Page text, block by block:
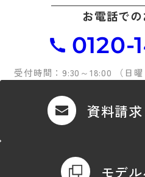
お電話で
0120-
受付時間：9:30～18:00 （日
資料請
モデ